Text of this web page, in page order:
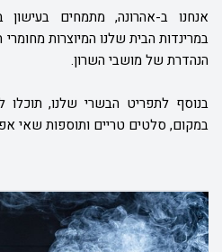
אנחנו ב-אהרונה, מתמחים
במרינדות הבית שלנו המיוצרות
הנהדרת של מושבי השרון.
בנוסף לתפריט הבשרי שלנו, תוכלו
במקום, סלטים טריים ותוספות שאי